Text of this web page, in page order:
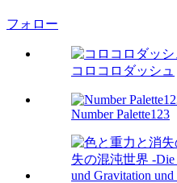
フォロー
コロコロダッシュ
Number Palette123